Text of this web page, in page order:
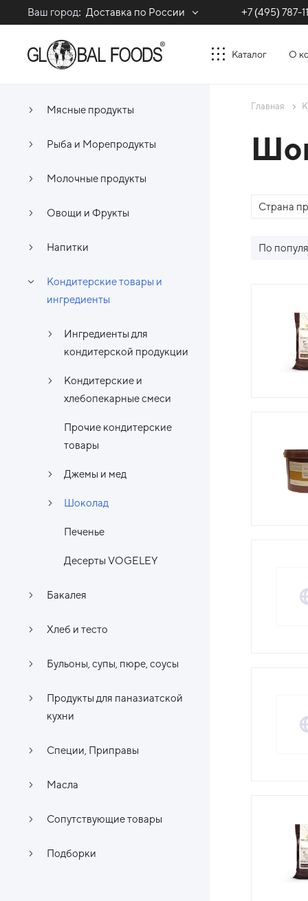
Ваш город: Доставка по России +7 (495) 787-
Каталог О
Главная
Страна
По
Мясные продукты
Рыба и Морепродукты
Молочные продукты
Овощи и Фрукты
Напитки
Кондитерские товары и
ингредиенты
Ингредиенты для
кондитерской продукции
Кондитерские и
хлебопекарные смеси
Прочие кондитерские
товары
Джемы и мед
Шоколад
Печенье
Десерты VOGELEY
Бакалея
Хлеб и тесто
Бульоны, супы, пюре, соусы
Продукты для паназиатской
кухни
Специи, Приправы
Масла
Сопутствующие товары
Подборки